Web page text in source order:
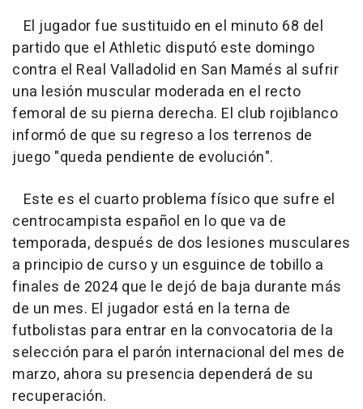
El jugador fue sustituido en el minuto 68 del
partido que el Athletic disputó este domingo
contra el Real Valladolid en San Mamés al sufrir
una lesión muscular moderada en el recto
femoral de su pierna derecha. El club rojiblanco
informó de que su regreso a los terrenos de
juego "queda pendiente de evolución".
Este es el cuarto problema físico que sufre el
centrocampista español en lo que va de
temporada, después de dos lesiones musculares
a principio de curso y un esguince de tobillo a
finales de 2024 que le dejó de baja durante más
de un mes. El jugador está en la terna de
futbolistas para entrar en la convocatoria de la
selección para el parón internacional del mes de
marzo, ahora su presencia dependerá de su
recuperación.